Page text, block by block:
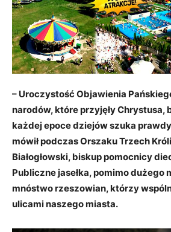
– Uroczystość Objawienia
narodów, które przyjęły Chrystusa,
każdej epoce dziejów szuka
mówił podczas Orszaku Trzech
Białogłowski, biskup pomocnicy
Publiczne jasełka, pomimo dużego
mnóstwo rzeszowian, którzy
ulicami naszego miasta.